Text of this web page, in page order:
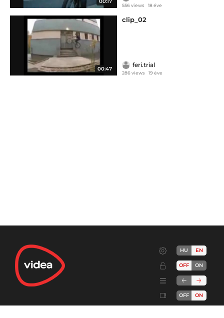
556 views 18 éve
00:47
clip_02
feri.trial
286 views 19 éve
HU EN
OFF ON
OFF ON